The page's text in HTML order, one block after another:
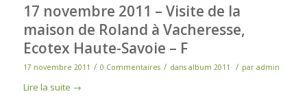
17 novembre 2011 – Visite de la
maison de Roland à Vacheresse,
Ecotex Haute-Savoie – F
17 novembre 2011 / 0 Commentaires / dans album 2011 / par admin
Lire la suite →